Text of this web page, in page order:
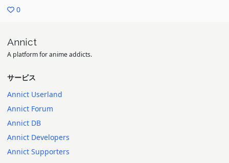
0
Annict
A platform for anime addicts.
サービス
Annict Userland
Annict Forum
Annict DB
Annict Developers
Annict Supporters